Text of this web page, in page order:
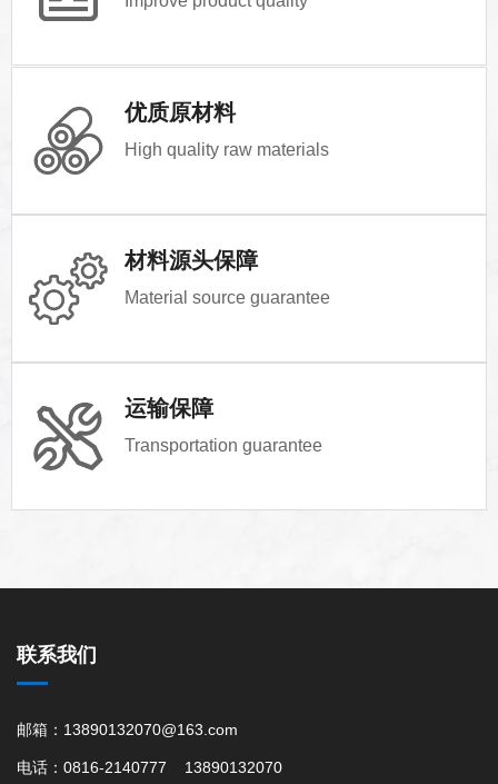
优质原材料
High quality raw materials
材料源头保障
Material source guarantee
运输保障
Transportation guarantee
联系我们
邮箱：13890132070@163.com
电话：0816-2140777 13890132070